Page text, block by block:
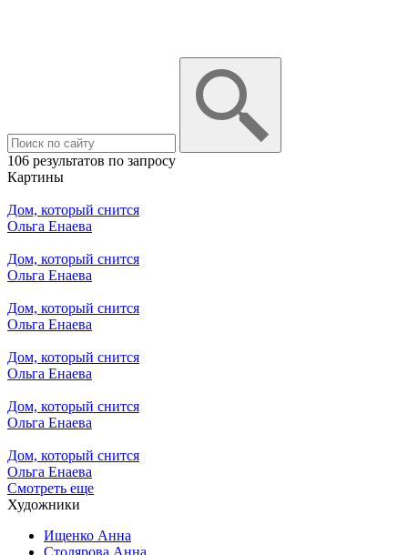
106 результатов по запросу
Картины
Дом, который снится
Ольга Енаева
Дом, который снится
Ольга Енаева
Дом, который снится
Ольга Енаева
Дом, который снится
Ольга Енаева
Дом, который снится
Ольга Енаева
Дом, который снится
Ольга Енаева
Смотреть еще
Художники
Ищенко Анна
Столярова Анна